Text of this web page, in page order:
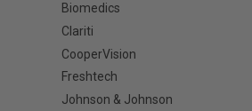
Biomedics
Clariti
CooperVision
Freshtech
Johnson & Johnson